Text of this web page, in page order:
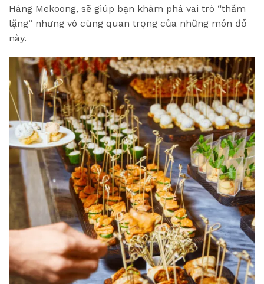
Hàng Mekoong, sẽ giúp bạn khám phá vai trò “thầm
lặng” nhưng vô cùng quan trọng của những món đồ
này.